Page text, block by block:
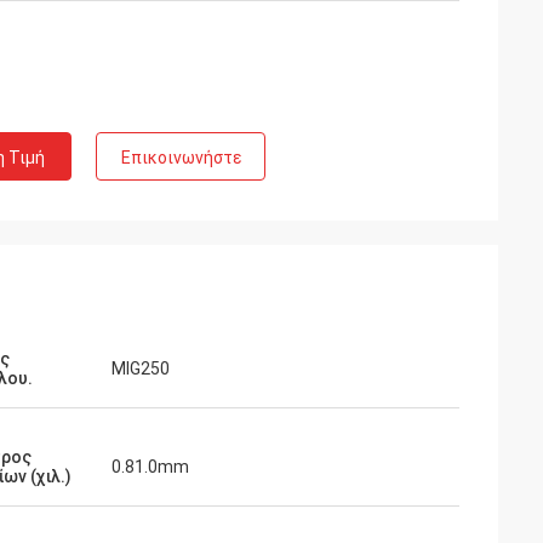
Τιμή Επικοινωνήστε
MIG250
(χιλ.)
0.81.0mm